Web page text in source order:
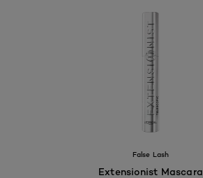
False Lash
Extensionist Mascara